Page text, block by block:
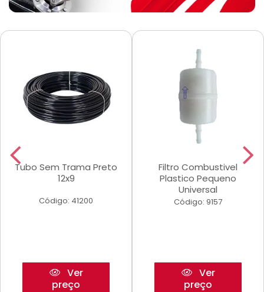
Tubo Sem Trama Preto
12x9
Código: 41200
Ver
preço
Filtro Combustivel
Plastico Pequeno
Universal
Código: 9157
Ver
preço